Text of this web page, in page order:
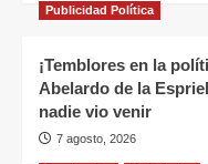
Publicidad Política
¡Temblores en la
Abelardo de la
nadie vio venir
7 agosto, 2026